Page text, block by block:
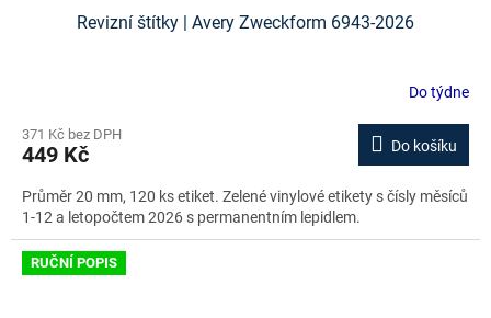
Revizní štítky | Avery Zweckform 6943-2026
Do týdne
371 Kč bez DPH
449 Kč Do košíku
Průměr 20 mm, 120 ks etiket. Zelené vinylové etikety s čísly měsíců
1-12 a letopočtem 2026 s permanentním lepidlem.
RUČNÍ POPIS